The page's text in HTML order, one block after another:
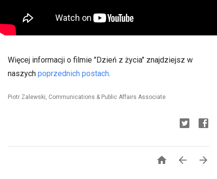
Więcej informacji o filmie "Dzień z życia" znajdziejsz w
naszych poprzednich postach.
Piotr Zalewski, Communications & Public Affairs Associate
  